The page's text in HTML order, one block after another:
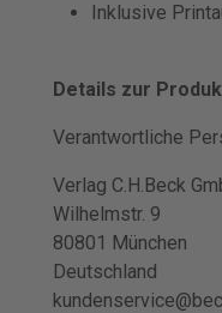
Inklusive
Details zur
Verantwortliche
Verlag C.H.Beck
Wilhelmstr. 9
80801 München
Deutschland